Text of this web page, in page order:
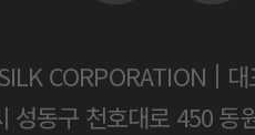
CORPORATION |
성동구 천호대로 450 동